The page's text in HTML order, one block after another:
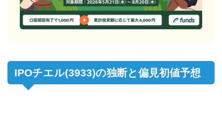
IPOチエル(3933)の独断と偏見初値予想